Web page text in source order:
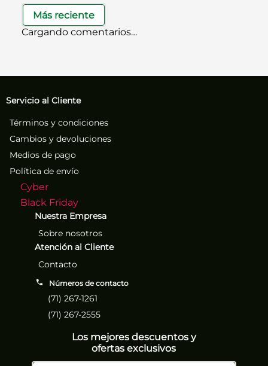
Más reciente
Cargando comentarios…
Servicio al Cliente
Términos y condiciones
Cambios y devoluciones
Medios de pago
Política de envío
Cyber
Black Friday
Nuestra Empresa
Sobre nosotros
Atención al Cliente
Contacto
Números de contacto
(71) 267-1261
(71) 267-2555
Los mejores descuentos y
ofertas exclusivos